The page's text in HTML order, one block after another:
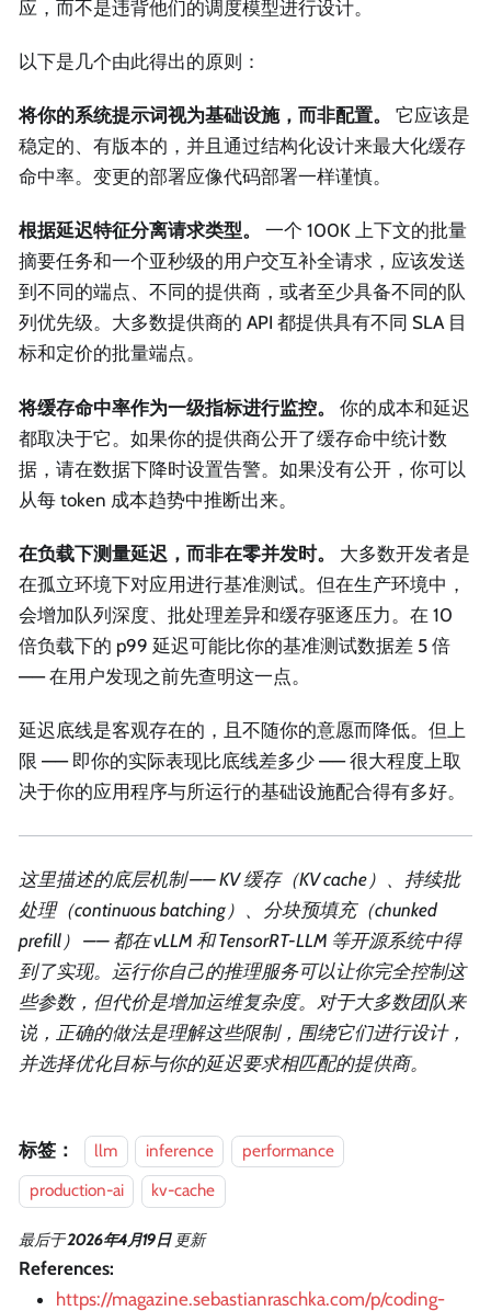
应，而不是违背他们的调度模型进行设计。
以下是几个由此得出的原则：
将你的系统提示词视为基础设施，而非配置。
它应该是
稳定的、有版本的，并且通过结构化设计来最大化缓存
命中率。变更的部署应像代码部署一样谨慎。
根据延迟特征分离请求类型。
一个 100K 上下文的批量
摘要任务和一个亚秒级的用户交互补全请求，应该发送
到不同的端点、不同的提供商，或者至少具备不同的队
列优先级。大多数提供商的 API 都提供具有不同 SLA 目
标和定价的批量端点。
将缓存命中率作为一级指标进行监控。
你的成本和延迟
都取决于它。如果你的提供商公开了缓存命中统计数
据，请在数据下降时设置告警。如果没有公开，你可以
从每 token 成本趋势中推断出来。
在负载下测量延迟，而非在零并发时。
大多数开发者是
在孤立环境下对应用进行基准测试。但在生产环境中，
会增加队列深度、批处理差异和缓存驱逐压力。在 10
倍负载下的 p99 延迟可能比你的基准测试数据差 5 倍
—— 在用户发现之前先查明这一点。
延迟底线是客观存在的，且不随你的意愿而降低。但上
限 —— 即你的实际表现比底线差多少 —— 很大程度上取
决于你的应用程序与所运行的基础设施配合得有多好。
这里描述的底层机制 —— KV 缓存（KV cache）、持续批
处理（continuous batching）、分块预填充（chunked
prefill） —— 都在 vLLM 和 TensorRT-LLM 等开源系统中得
到了实现。运行你自己的推理服务可以让你完全控制这
些参数，但代价是增加运维复杂度。对于大多数团队来
说，正确的做法是理解这些限制，围绕它们进行设计，
并选择优化目标与你的延迟要求相匹配的提供商。
标签： llm inference
performance
production-ai
kv-cache
最后于2026年4月19日 更新
References:
https://magazine.sebastianraschka.com/p/coding-